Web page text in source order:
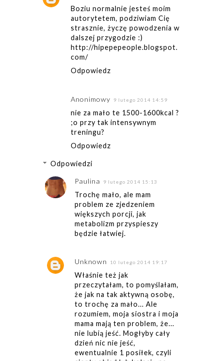
Boziu normalnie jesteś moim
autorytetem, podziwiam Cię
strasznie, życzę powodzenia w
dalszej przygodzie :)
http://hipepepeople.blogspot.
com/
Odpowiedz
Anonimowy 9 lutego 2014 14:59
nie za mało te 1500-1600kcal ?
;o przy tak intensywnym
treningu?
Odpowiedz
Odpowiedzi
Paulina 9 lutego 2014 15:13
Trochę mało, ale mam
problem ze zjedzeniem
większych porcji, jak
metabolizm przyspieszy
będzie łatwiej.
Unknown 10 lutego 2014 19:17
Właśnie też jak
przeczytałam, to pomyślałam,
że jak na tak aktywną osobę,
to trochę za mało... Ale
rozumiem, moja siostra i moja
mama mają ten problem, że...
nie lubią jeść. Mogłyby cały
dzień nic nie jeść,
ewentualnie 1 posiłek, czyli